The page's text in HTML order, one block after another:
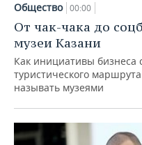
Общество 00:00
От чак-чака до
музеи Казани
Как инициативы бизнеса
туристического
называть музеями